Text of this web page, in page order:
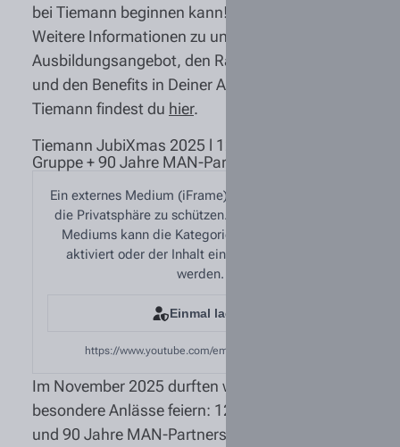
bei Tiemann beginnen kann!
Weitere Informationen zu unserem
Ausbildungsangebot, den Rahmenbedingungen
und den Benefits in Deiner Ausbildung bei
Tiemann findest du hier.
Tiemann JubiXmas 2025 l 120 Jahre Tiemann
Gruppe + 90 Jahre MAN-Partnerschaft
Ein externes Medium (iFrame) wurde blockiert, um
die Privatsphäre zu schützen. Zum Abspielen des
Mediums kann die Kategorie „Externe Medien“
aktiviert oder der Inhalt einmalig freigegeben
werden.
Einmal laden
https://www.youtube.com/embed/I1SwYrcMHrg
Im November 2025 durften wir gleich zwei ganz
besondere Anlässe feiern: 120 Jahre Tiemann
und 90 Jahre MAN-Partnerschaft! Zum Auftakt